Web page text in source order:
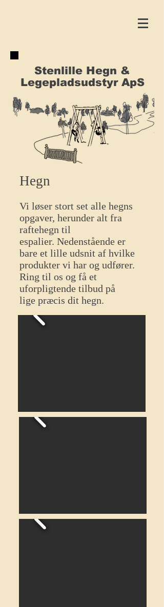
Hegn
Vi løser stort set alle hegns
opgaver, herunder alt fra
raftehegn til
espalier. Nedenstående er
bare et lille udsnit af hvilke
produkter vi har og udfører.
Ring til os og få et
uforpligtende tilbud på
lige præcis dit hegn.​
Stenlille Hegn &
Legepladsudstyr ApS